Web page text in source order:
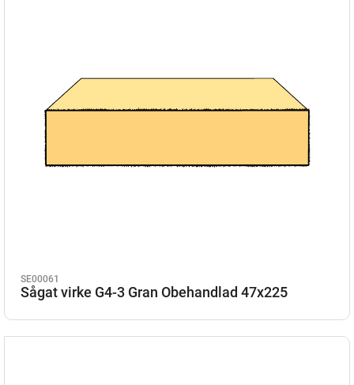
SE00061
Sågat virke G4-3 Gran Obehandlad 47x225